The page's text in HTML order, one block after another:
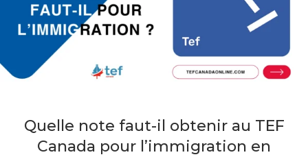
Quelle note faut-il obtenir au TEF
Canada pour l’immigration en